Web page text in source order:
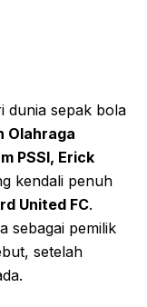
dunia sepak bola
Olahraga
PSSI, Erick
kendali penuh
United FC.
sebagai pemilik
setelah